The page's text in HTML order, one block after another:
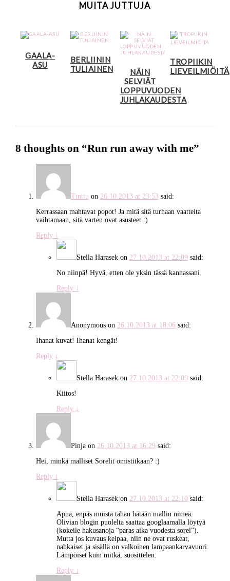
MUITA JUTTUJA
GAALA-
ASU
BERLIININ
TULIAINEN
NÄIN
SELVIÄT
LOPPUVUODEN
JUHLAKAUDESTA
TROPIIKIN
LIEVEILMIÖITÄ
8 thoughts on “Run run away with me”
Tinttuon 26.10.2013 at 23:53 said:
Kerrassaan mahtavat popot! Ja mitä sitä turhaan vaatteita
vaihtamaan, sitä varten ovat asusteet :)
Reply ↓
Stella Harasekon 27.10.2013 at 22:09 said:
No niinpä! Hyvä, etten ole yksin tässä kannassani.
Reply ↓
Anonymouson 26.10.2013 at 18:06 said:
Ihanat kuvat! Ihanat kengät!
Reply ↓
Stella Harasekon 27.10.2013 at 22:09 said:
Kiitos!
Reply ↓
Pinjaon 26.10.2013 at 16:29 said:
Hei, minkä malliset Sorelit omistitkaan? :)
Reply ↓
Stella Harasekon 27.10.2013 at 22:10 said:
Apua, enpäs muista tähän hätään mallin nimeä.
Olivian blogin puolelta saattaa googlaamalla löytyä
(kokeile hakusanoja “paras aika vuodesta sorel”).
Mutta jos kuvaus kelpaa, niin ne ovat ruskeat,
nahkaiset ja sisällä on valkoinen lampaankarvavuori.
Lämpöiset kuin mitkä, suosittelen.
Reply ↓